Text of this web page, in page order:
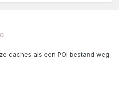
caches als een POI bestand weg